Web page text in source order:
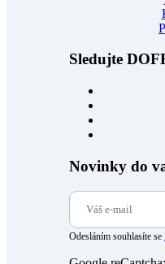
Sledujte
Novinky do
Odesláním souhlasíte se